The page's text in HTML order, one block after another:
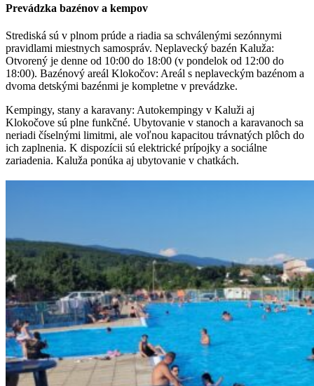
Prevádzka bazénov a kempov
Strediská sú v plnom prúde a riadia sa schválenými sezónnymi
pravidlami miestnych samospráv. Neplavecký bazén Kaluža:
Otvorený je denne od 10:00 do 18:00 (v pondelok od 12:00 do
18:00). Bazénový areál Klokočov: Areál s neplaveckým bazénom a
dvoma detskými bazénmi je kompletne v prevádzke.
Kempingy, stany a karavany: Autokempingy v Kaluži aj
Klokočove sú plne funkčné. Ubytovanie v stanoch a karavanoch sa
neriadi číselnými limitmi, ale voľnou kapacitou trávnatých plôch do
ich zaplnenia. K dispozícii sú elektrické prípojky a sociálne
zariadenia. Kaluža ponúka aj ubytovanie v chatkách.